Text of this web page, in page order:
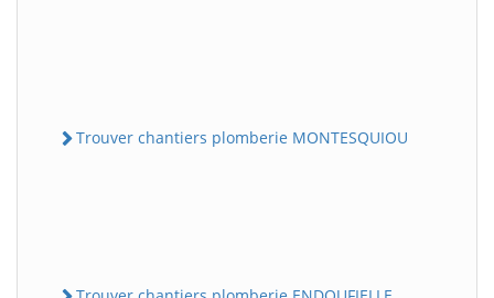
Trouver chantiers plomberie MONTESQUIOU